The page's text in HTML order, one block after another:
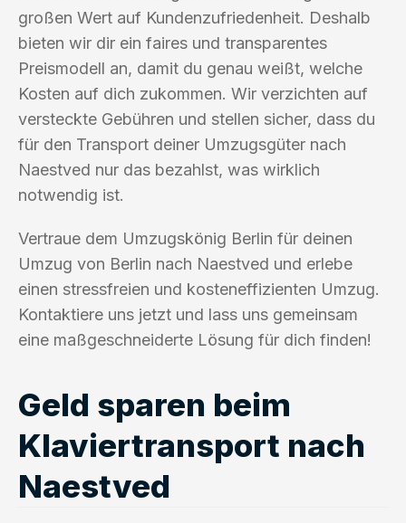
großen Wert auf Kundenzufriedenheit. Deshalb
bieten wir dir ein faires und transparentes
Preismodell an, damit du genau weißt, welche
Kosten auf dich zukommen. Wir verzichten auf
versteckte Gebühren und stellen sicher, dass du
für den Transport deiner Umzugsgüter nach
Naestved nur das bezahlst, was wirklich
notwendig ist.
Vertraue dem Umzugskönig Berlin für deinen
Umzug von Berlin nach Naestved und erlebe
einen stressfreien und kosteneffizienten Umzug.
Kontaktiere uns jetzt und lass uns gemeinsam
eine maßgeschneiderte Lösung für dich finden!
Geld sparen beim
Klaviertransport nach
Naestved